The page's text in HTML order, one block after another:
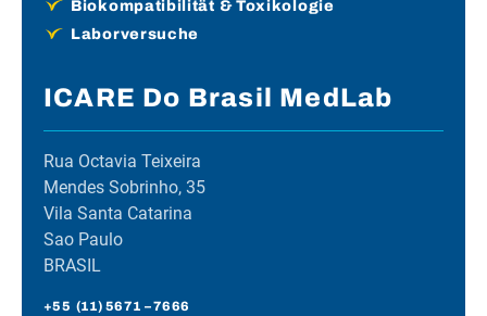
Biokompatibilität & Toxikologie
Laborversuche
ICARE Do Brasil MedLab
Rua Octavia Teixeira
Mendes Sobrinho, 35
Vila Santa Catarina
Sao Paulo
BRASIL
+55 (11) 5671 – 7666